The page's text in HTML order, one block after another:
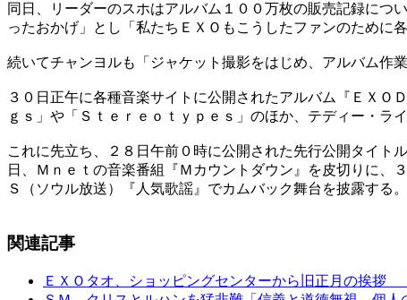
同日、リーダーのスホはアルバム１００万枚の販売記録につ
ったおかげ」とし「私たちＥＸＯもこうしたファンのために
続いてチャンヨルも「ジャケット撮影をはじめ、アルバム作
３０日正午に各種音楽サイトに公開されたアルバム『ＥＸ
ｇｓ」や「Ｓｔｅｒｅｏｔｙｐｅｓ」のほか、テディー・ラ
これに先立ち、２８日午前０時に公開された先行公開タイ
日、Ｍｎｅｔの音楽番組『Ｍカウントダウン』を皮切りに、
Ｓ（ソウル放送）『人気歌謡』でカムバック舞台を披露する。
関連記事
ＥＸＯタオ、ショッピングセンターから旧正月の挨拶